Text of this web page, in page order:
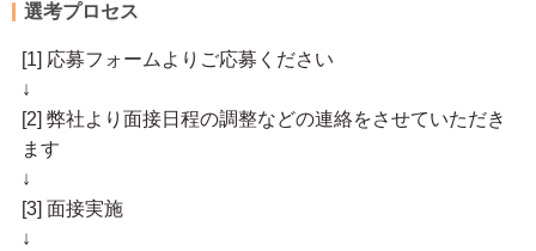
選考プロセス
[1] 応募フォームよりご応募ください
↓
[2] 弊社より面接日程の調整などの連絡をさせていただき
ます
↓
[3] 面接実施
↓